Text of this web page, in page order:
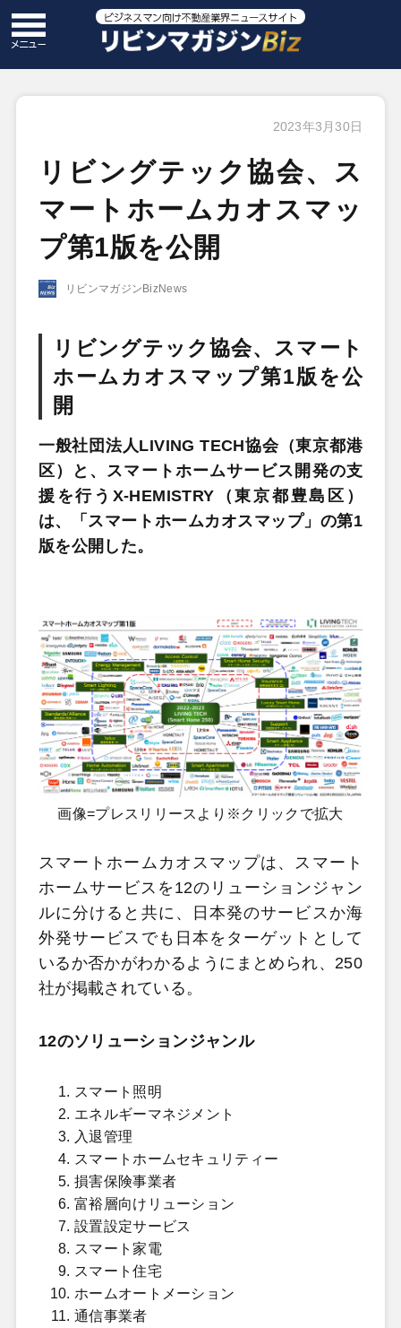
2023年3月30日
リビングテック協会、ス
マートホームカオスマッ
プ第1版を公開
リビンマガジンBizNews
リビングテック協会、スマート
ホームカオスマップ第1版を公
開
一般社団法人LIVING TECH協会（東京都港
区）と、スマートホームサービス開発の支
援を行うX-HEMISTRY（東京都豊島区）
は、「スマートホームカオスマップ」の第1
版を公開した。
画像=プレスリリースより※クリックで拡大
スマートホームカオスマップは、スマート
ホームサービスを12のリューションジャン
ルに分けると共に、日本発のサービスか海
外発サービスでも日本をターゲットとして
いるか否かがわかるようにまとめられ、250
社が掲載されている。
12のソリューションジャンル
スマート照明
エネルギーマネジメント
入退管理
スマートホームセキュリティー
損害保険事業者
富裕層向けリューション
設置設定サービス
スマート家電
スマート住宅
ホームオートメーション
通信事業者